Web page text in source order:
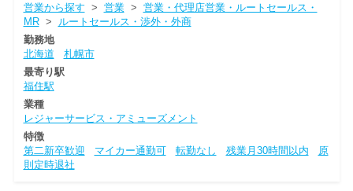
営業から探す > 営業> 営業・代理店営業・ルートセールス・
MR> ルートセールス・渉外・外商
勤務地
北海道
札幌市
最寄り駅
福住駅
業種
レジャーサービス・アミューズメント
特徴
第二新卒歓迎
マイカー通勤可 転勤なし 残業月30時間以内
原
則定時退社